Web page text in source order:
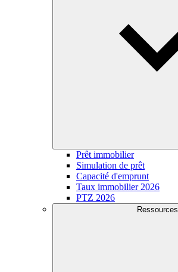
Prêt immobilier
Simulation de prêt
Capacité d'emprunt
Taux immobilier 2026
PTZ 2026
Ressources